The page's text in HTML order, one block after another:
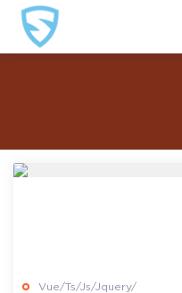
Vue/Ts/Js/Jquery/